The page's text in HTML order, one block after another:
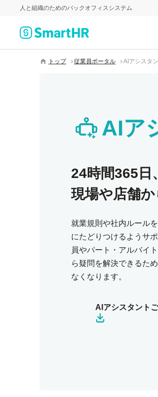
人と組織のためのバックオフィスシステム
トップ 従業員ポータル AIアシスタ
AIア
24時間365日
現場や店舗
就業規則や社内ルール
にたどりつけるようサ
員やパート・アルバイ
ら疑問を解決できるた
なくなります。
AIアシスタント